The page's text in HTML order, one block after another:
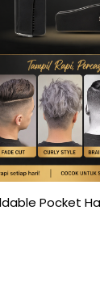
Pocket